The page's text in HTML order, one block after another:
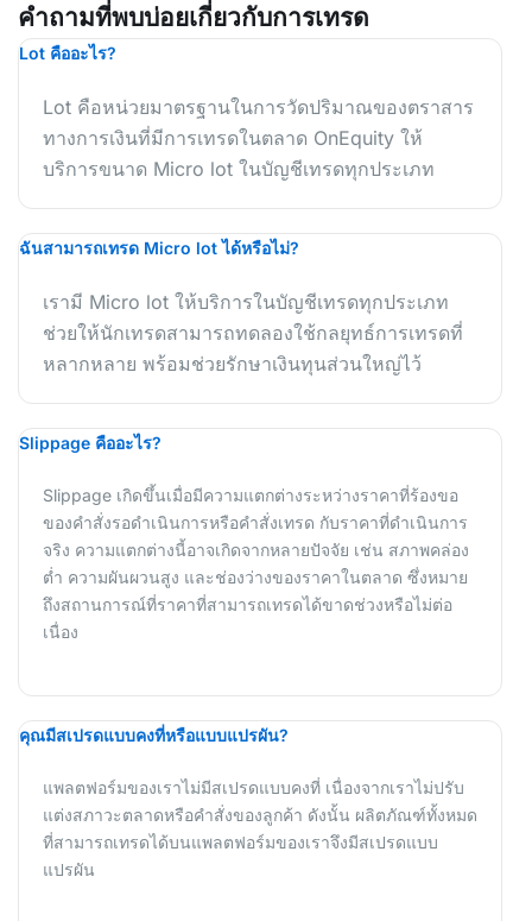
คำถามที่พบบ่อยเกี่ยวกับการเทรด
Lot คืออะไร?
Lot คือหน่วยมาตรฐานในการวัดปริมาณของตราสาร
ทางการเงินที่มีการเทรดในตลาด OnEquity ให้
บริการขนาด Micro lot ในบัญชีเทรดทุกประเภท
ฉันสามารถเทรด Micro lot ได้หรือไม่?
เรามี Micro lot ให้บริการในบัญชีเทรดทุกประเภท
ช่วยให้นักเทรดสามารถทดลองใช้กลยุทธ์การเทรดที่
หลากหลาย พร้อมช่วยรักษาเงินทุนส่วนใหญ่ไว้
Slippage คืออะไร?
Slippage เกิดขึ้นเมื่อมีความแตกต่างระหว่างราคาที่ร้องขอ
ของคำสั่งรอดำเนินการหรือคำสั่งเทรด กับราคาที่ดำเนินการ
จริง ความแตกต่างนี้อาจเกิดจากหลายปัจจัย เช่น สภาพคล่อง
ต่ำ ความผันผวนสูง และช่องว่างของราคาในตลาด ซึ่งหมาย
ถึงสถานการณ์ที่ราคาที่สามารถเทรดได้ขาดช่วงหรือไม่ต่อ
เนื่อง
คุณมีสเปรดแบบคงที่หรือแบบแปรผัน?
แพลตฟอร์มของเราไม่มีสเปรดแบบคงที่ เนื่องจากเราไม่ปรับ
แต่งสภาวะตลาดหรือคำสั่งของลูกค้า ดังนั้น ผลิตภัณฑ์ทั้งหมด
ที่สามารถเทรดได้บนแพลตฟอร์มของเราจึงมีสเปรดแบบ
แปรผัน